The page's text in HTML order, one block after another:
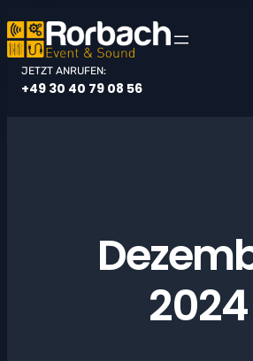
Zum
Inhalt
springen
JETZT ANRUFEN:
+49 30 40 79 08 56
2024